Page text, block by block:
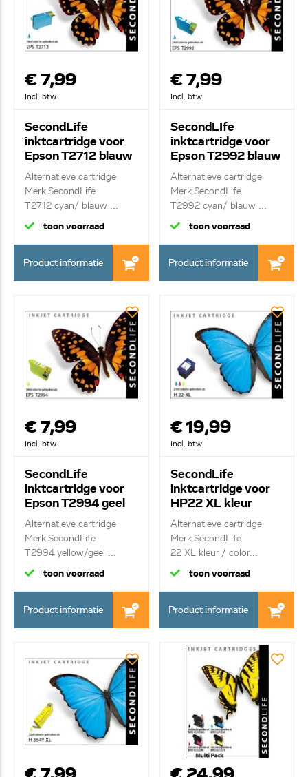
€ 7,99
Incl. btw
SecondLife
inktcartridge voor
Epson T2712 blauw
Alternatieve cartridge
Merk SecondLife
T2712 cyan/ blauw ...
toon voorraad
Product informatie
€ 7,99
Incl. btw
SecondLIfe
inktcartridge voor
Epson T2992 blauw
Alternatieve cartridge
Merk SecondLife
T2992 cyan/ blauw ...
toon voorraad
Product informatie
€ 7,99
Incl. btw
SecondLife
inktcartridge voor
Epson T2994 geel
Alternatieve cartridge
Merk SecondLife
T2994 yellow/geel ...
toon voorraad
Product informatie
€ 19,99
Incl. btw
SecondLife
inktcartridge voor
HP22 XL kleur
Alternatieve cartridge
Merk SecondLife
22 XL kleur / color...
toon voorraad
Product informatie